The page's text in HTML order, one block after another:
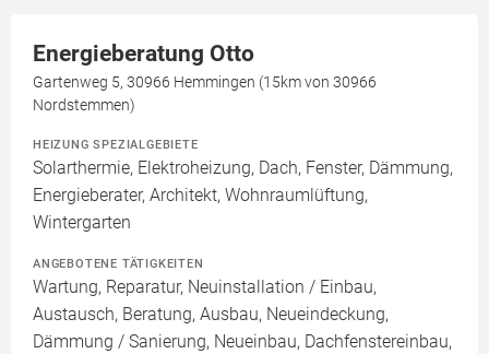
Energieberatung Otto
Gartenweg 5, 30966 Hemmingen (15km von 30966
Nordstemmen)
HEIZUNG SPEZIALGEBIETE
Solarthermie, Elektroheizung, Dach, Fenster, Dämmung,
Energieberater, Architekt, Wohnraumlüftung,
Wintergarten
ANGEBOTENE TÄTIGKEITEN
Wartung, Reparatur, Neuinstallation / Einbau,
Austausch, Beratung, Ausbau, Neueindeckung,
Dämmung / Sanierung, Neueinbau, Dachfenstereinbau,